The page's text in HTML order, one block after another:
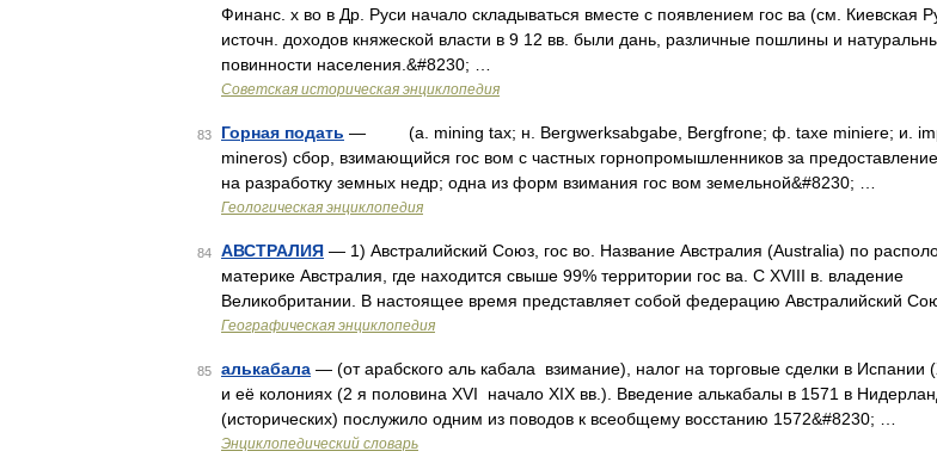
Финанс. х во в Др. Руси начало складываться вместе с появлением гос ва (см. Киевская
источн. доходов княжеской власти в 9 12 вв. были дань, различные пошлины и
повинности населения.&#8230; …
Советская историческая энциклопедия
83 Горная подать — (a. mining tax; н. Bergwerksabgabe, Bergfrone; ф. taxe miniere; и.
mineros) сбор, взимающийся гoc вом с частных горнопромышленников за
на разработку земных недр; одна из форм взимания гос вом земельной&#8230; …
Геологическая энциклопедия
84 АВСТРАЛИЯ — 1) Австралийский Союз, гос во. Название Австралия (Australia) по
материке Австралия, где находится свыше 99% территории гос ва. С XVIII в. владение
Великобритании. В настоящее время представляет собой федерацию Австралийский
Географическая энциклопедия
85 алькабала — (от арабского аль кабала взимание), налог на торговые сделки в Испании
и её колониях (2 я половина XVI начало XIX вв.). Введение алькабалы в 1571 в
(исторических) послужило одним из поводов к всеобщему восстанию 1572&#8230; …
Энциклопедический словарь